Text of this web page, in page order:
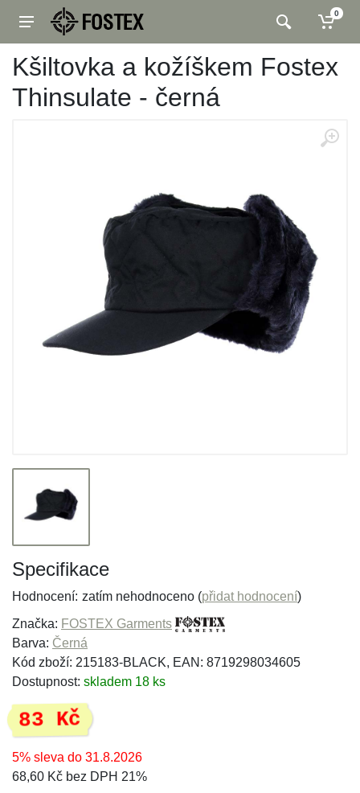
0
Kšiltovka a kožíškem Fostex
Thinsulate - černá
Specifikace
Hodnocení: zatím nehodnoceno (přidat hodnocení)
Značka: FOSTEX Garments
Barva: Černá
Kód zboží: 215183-BLACK, EAN: 8719298034605
Dostupnost: skladem 18 ks
83 Kč
5% sleva do 31.8.2026
68,60 Kč bez DPH 21%